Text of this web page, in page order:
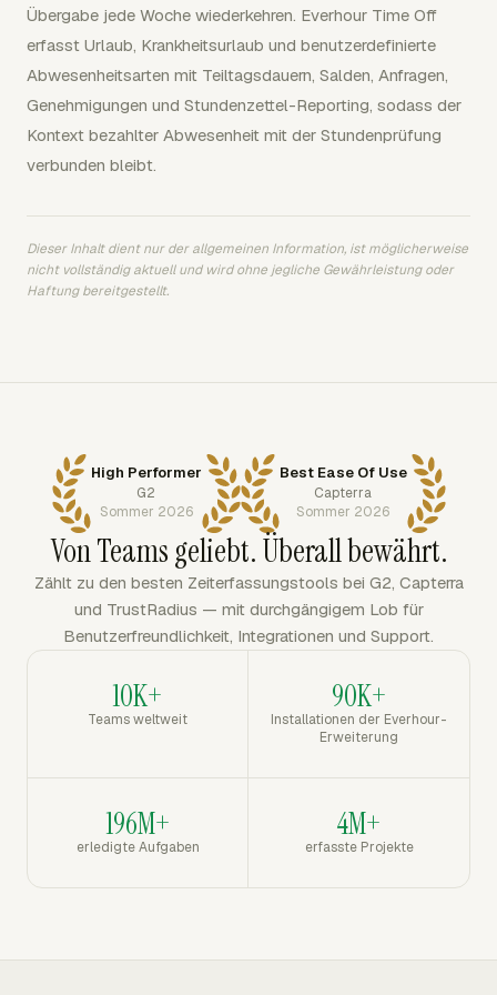
Übergabe jede Woche wiederkehren. Everhour Time Off
erfasst Urlaub, Krankheitsurlaub und benutzerdefinierte
Abwesenheitsarten mit Teiltagsdauern, Salden, Anfragen,
Genehmigungen und Stundenzettel-Reporting, sodass der
Kontext bezahlter Abwesenheit mit der Stundenprüfung
verbunden bleibt.
Dieser Inhalt dient nur der allgemeinen Information, ist möglicherweise
nicht vollständig aktuell und wird ohne jegliche Gewährleistung oder
Haftung bereitgestellt.
High Performer
G2
Sommer 2026
Best Ease Of Use
Capterra
Sommer 2026
Von Teams geliebt. Überall bewährt.
Zählt zu den besten Zeiterfassungstools bei G2, Capterra
und TrustRadius — mit durchgängigem Lob für
Benutzerfreundlichkeit, Integrationen und Support.
10K+
Teams weltweit
90K+
Installationen der Everhour-
Erweiterung
196M+
erledigte Aufgaben
4M+
erfasste Projekte